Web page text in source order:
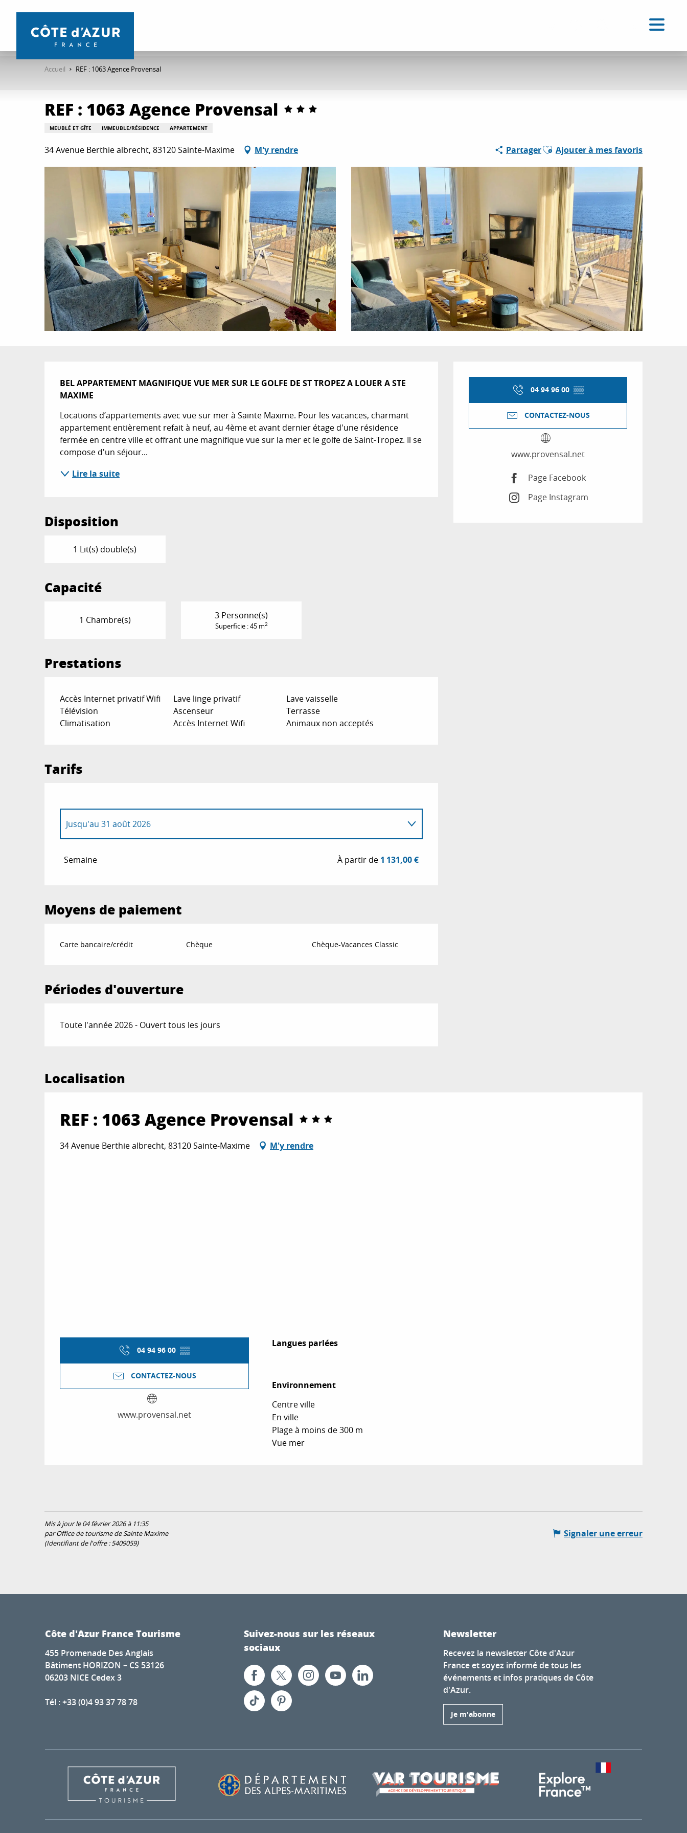
contenu
Accueil REF : 1063 Agence Provensal
REF : 1063 Agence Provensal
MEUBLÉ ET GÎTE IMMEUBLE/RÉSIDENCE APPARTEMENT
34 Avenue Berthie albrecht, 83120 Sainte-Maxime M'y rendre PartagerAjouter aux favoris
Ajouter à mes favoris
Ouverture et
04 94 96 00 ▒▒
CONTACTEZ-NOUS
www.provensal.net
Page Facebook
Page Instagram
Description
BEL APPARTEMENT MAGNIFIQUE VUE MER SUR LE GOLFE DE ST TROPEZ A LOUER A STE
MAXIME
Locations d’appartements avec vue sur mer à Sainte Maxime. Pour les vacances, charmant
appartement entièrement refait à neuf, au 4ème et avant dernier étage d'une résidence
fermée en centre ville et offrant une magnifique vue sur la mer et le golfe de Saint-Tropez. Il se
compose d'un séjour...
Lire la suite
Disposition
1 Lit(s) double(s)
Capacité
1 Chambre(s) 3 Personne(s)
Superficie : 45 m2
Prestations
Accès Internet privatif Wifi Lave linge privatif
Lave vaisselle
Télévision
Ascenseur
Terrasse
Climatisation
Accès Internet Wifi Animaux non acceptés
Tarifs
Jusqu'au 31 août 2026
Semaine À partir de 1 131,00 €
Moyens de paiement
Carte bancaire/crédit Chèque Chèque-Vacances Classic
Périodes d'ouverture
Toute l'année 2026 - Ouvert tous les jours
Localisation
REF : 1063 Agence Provensal
34 Avenue Berthie albrecht, 83120 Sainte-Maxime M'y rendre
04 94 96 00 ▒▒
CONTACTEZ-NOUS
www.provensal.net
Langues parlées
Langues parlées
Environnement
Environnement
Centre ville
En ville
Plage à moins de 300 m
Vue mer
Mis à jour le 04 février 2026 à 11:35
par Office de tourisme de Sainte Maxime
(Identifiant de l'offre :5409059)
Signaler une erreur
Côte d'Azur France Tourisme
455 Promenade Des Anglais
Bâtiment HORIZON – CS 53126
06203 NICE Cedex 3
Tél : +33 (0)4 93 37 78 78
Suivez-nous sur les réseaux
sociaux
Newsletter
Recevez la newsletter Côte d'Azur
France et soyez informé de tous les
événements et infos pratiques de Côte
d'Azur.
Je m'abonne